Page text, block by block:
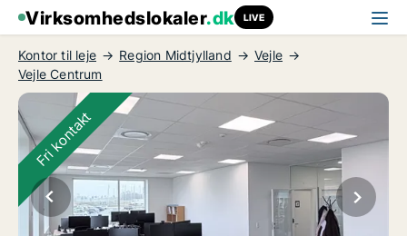
Virksomhedslokaler.dk LIVE
Kontor til leje Region Midtjylland
Vejle
Vejle Centrum
Fri kontakt